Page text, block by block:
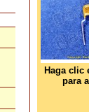
Haga clic
para